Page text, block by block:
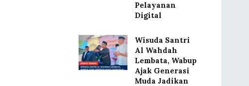
Pelayanan
Digital
Wisuda Santri
Al Wahdah
Lembata, Wabup
Ajak Generasi
Muda Jadikan